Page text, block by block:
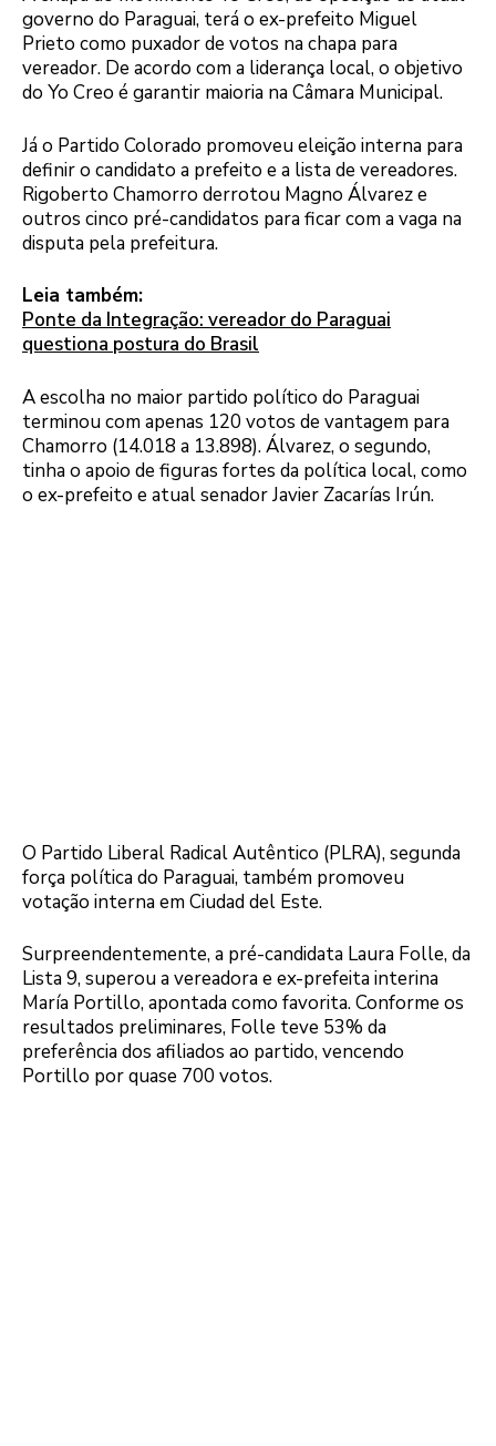
governo do Paraguai, terá o ex-prefeito Miguel
Prieto como puxador de votos na chapa para
vereador. De acordo com a liderança local, o objetivo
do Yo Creo é garantir maioria na Câmara Municipal.
Já o Partido Colorado promoveu eleição interna para
definir o candidato a prefeito e a lista de vereadores.
Rigoberto Chamorro derrotou Magno Álvarez e
outros cinco pré-candidatos para ficar com a vaga na
disputa pela prefeitura.
Leia também:
Ponte da Integração: vereador do Paraguai
questiona postura do Brasil
A escolha no maior partido político do Paraguai
terminou com apenas 120 votos de vantagem para
Chamorro (14.018 a 13.898). Álvarez, o segundo,
tinha o apoio de figuras fortes da política local, como
o ex-prefeito e atual senador Javier Zacarías Irún.
O Partido Liberal Radical Autêntico (PLRA), segunda
força política do Paraguai, também promoveu
votação interna em Ciudad del Este.
Surpreendentemente, a pré-candidata Laura Folle, da
Lista 9, superou a vereadora e ex-prefeita interina
María Portillo, apontada como favorita. Conforme os
resultados preliminares, Folle teve 53% da
preferência dos afiliados ao partido, vencendo
Portillo por quase 700 votos.